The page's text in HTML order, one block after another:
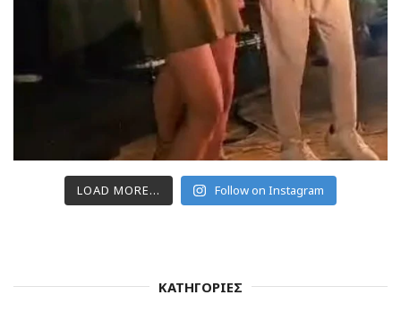
LOAD MORE... Follow on Instagram
ΚΑΤΗΓΟΡΙΕΣ